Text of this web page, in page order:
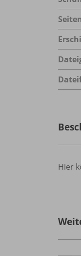
Hier